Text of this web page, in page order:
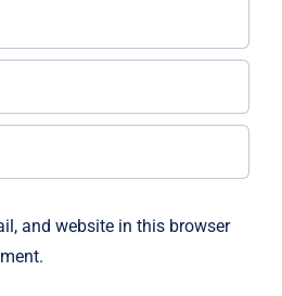
and website in this browser